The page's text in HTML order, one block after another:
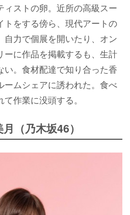
ィストの卵。近所の高級スー
トをする傍ら、現代アートの
力で個展を開いたり、オン
ーに作品を掲載するも、生計
い。食材配達で知り合った香
ームシェアに誘われた。食べ
作業に没頭する。
（乃木坂46）